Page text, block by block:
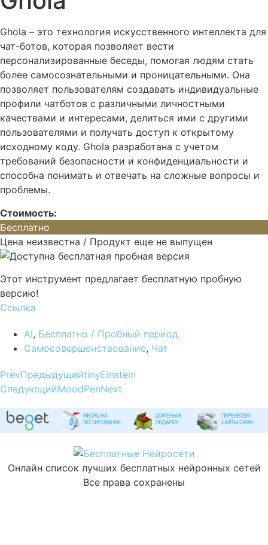
Ghola – это технология искусственного интеллекта для
чат-ботов, которая позволяет вести
персонализированные беседы, помогая людям стать
более самосознательными и проницательными. Она
позволяет пользователям создавать индивидуальные
профили чатботов с различными личностными
качествами и интересами, делиться ими с другими
пользователями и получать доступ к открытому
исходному коду. Ghola разработана с учетом
требований безопасности и конфиденциальности и
способна понимать и отвечать на сложные вопросы и
проблемы.
Стоимость:
Бесплатно
Цена неизвестна / Продукт еще не выпущен
Этот инструмент предлагает бесплатную пробную
версию!
Ссылка
AI, Бесплатно / Пробный период
Самосовершенствование, Чат
PrevПредыдущийtinyEinstein
СледующийMoodPenNext
Онлайн список лучших бесплатных нейронных сетей
Все права сохранены